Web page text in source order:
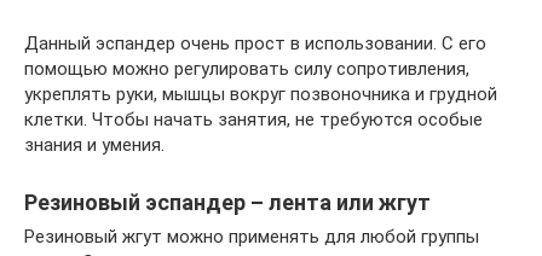
Данный эспандер очень прост в использовании. С его
помощью можно регулировать силу сопротивления,
укреплять руки, мышцы вокруг позвоночника и грудной
клетки. Чтобы начать занятия, не требуются особые
знания и умения.
Резиновый эспандер – лента или жгут
Резиновый жгут можно применять для любой группы